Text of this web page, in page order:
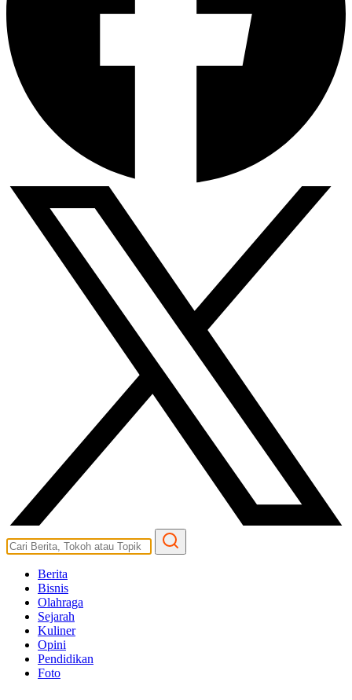
Berita
Bisnis
Olahraga
Sejarah
Kuliner
Opini
Pendidikan
Foto